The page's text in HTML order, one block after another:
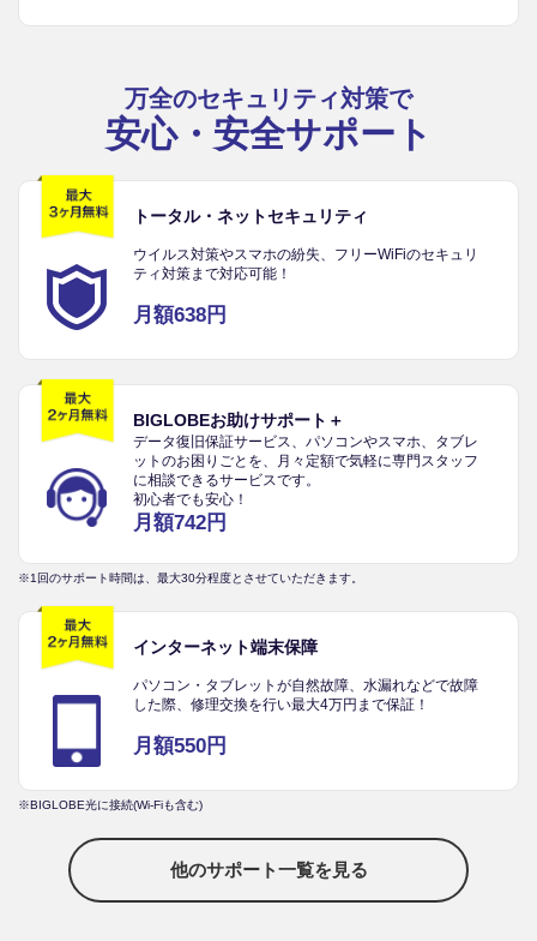
万全のセキュリティ対策で
安心・安全サポート
トータル・ネットセキュリティ
ウイルス対策やスマホの紛失、フリーWiFiのセキュリ
ティ対策まで対応可能！
月額638円
BIGLOBEお助けサポート＋
データ復旧保証サービス、パソコンやスマホ、タブレ
ットのお困りごとを、月々定額で気軽に専門スタッフ
に相談できるサービスです。
初心者でも安心！
月額742円
※1回のサポート時間は、最大30分程度とさせていただきます。
インターネット端末保障
パソコン・タブレットが自然故障、水漏れなどで故障
した際、修理交換を行い最大4万円まで保証！
月額550円
※BIGLOBE光に接続(Wi-Fiも含む)
他のサポート一覧を見る